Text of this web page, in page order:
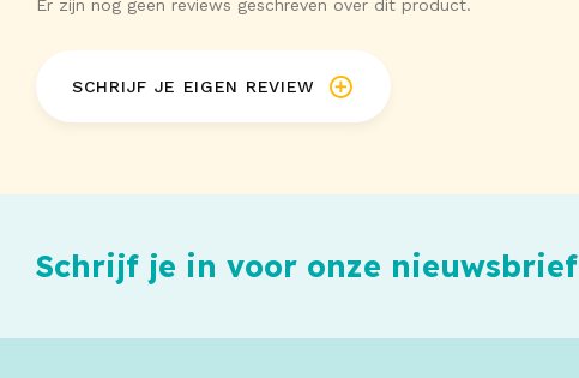
Er zijn nog geen reviews geschreven over dit product.
SCHRIJF JE EIGEN REVIEW
Schrijf je in voor onze nieuwsbrief